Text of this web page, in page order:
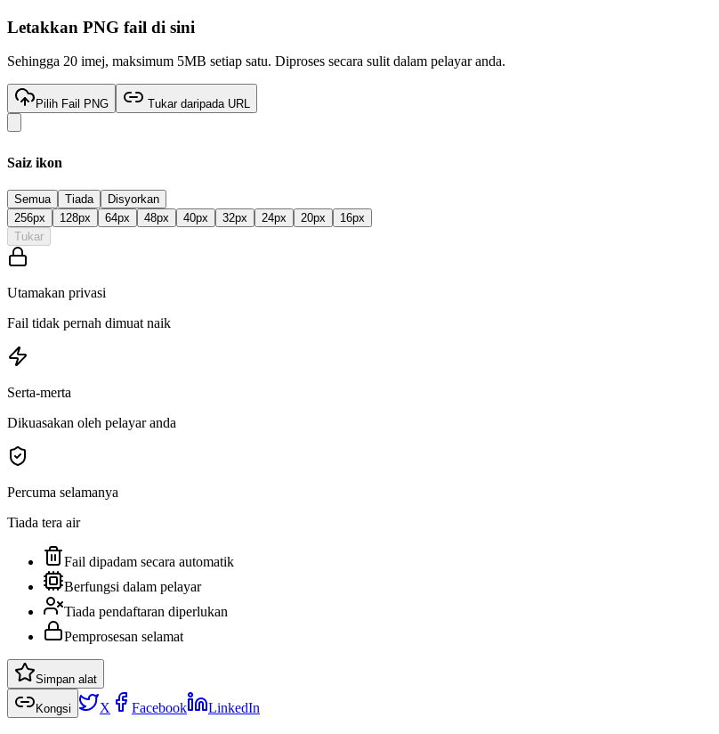
Letakkan PNG fail di sini
Sehingga 20 imej, maksimum 5MB setiap satu. Diproses secara sulit dalam pelayar anda.
Pilih Fail PNG Tukar daripada URL
Saiz ikon
Semua Tiada
Disyorkan
256px 128px 64px 48px 40px 32px 24px 20px 16px
Tukar
Utamakan privasi
Fail tidak pernah dimuat naik
Serta-merta
Dikuasakan oleh pelayar anda
Percuma selamanya
Tiada tera air
Fail dipadam secara automatik
Berfungsi dalam pelayar
Tiada pendaftaran diperlukan
Pemprosesan selamat
Simpan alat
Kongsi X Facebook LinkedIn